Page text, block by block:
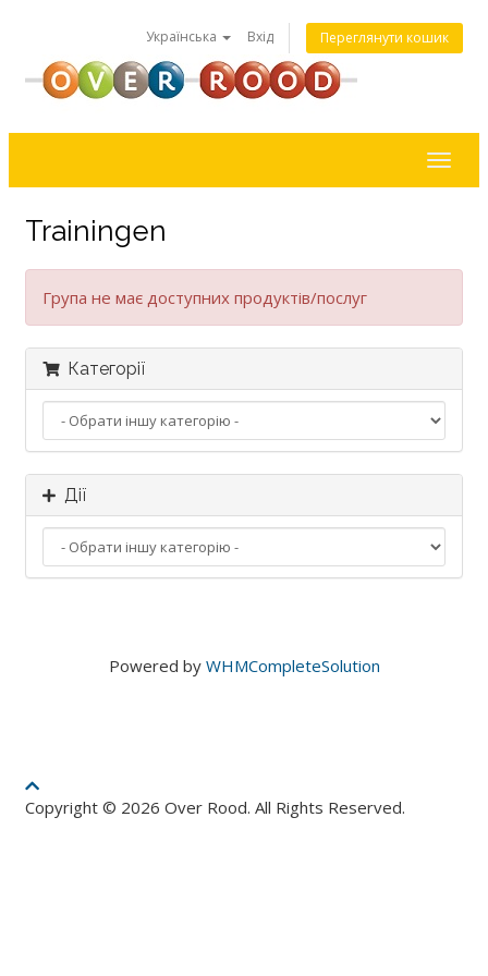
Українська Вхід Переглянути кошик
Trainingen
Група не має доступних продуктів/послуг
Категорії
Дії
Powered by WHMCompleteSolution
Copyright © 2026 Over Rood. All Rights Reserved.